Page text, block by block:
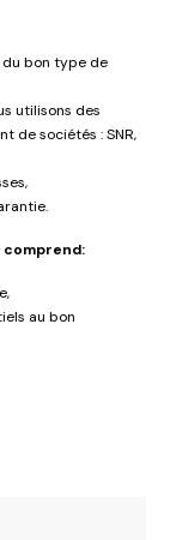
du bon type de
utilisons des
de sociétés : SNR,
au bon